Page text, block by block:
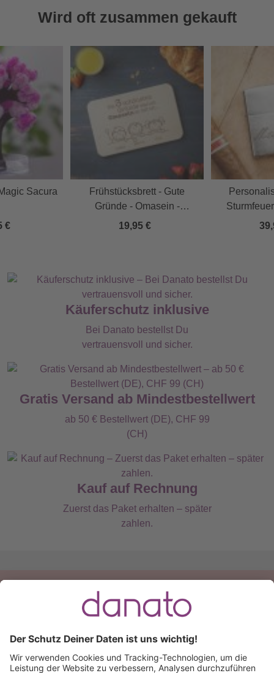
Wird oft zusammen gekauft
Sacura
€
Frühstücksbrett - Gute
Gründe - Omasein -
Personalisiert
19,95 €
Käuferschutz inklusive
Bei Danato bestellst Du
vertrauensvoll und sicher.
Gratis Versand ab Mindestbestellwert
ab 50 € Bestellwert (DE), CHF 99
(CH)
Kauf auf Rechnung
Zuerst das Paket erhalten – später
zahlen.
Du hast eine Frage?
+49 (0) 511 51 56 0300
schreib uns eineE-Mail